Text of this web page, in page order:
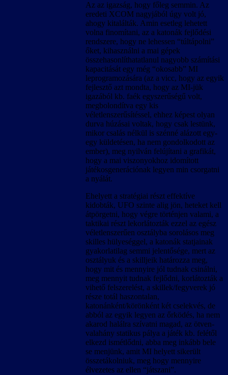
Az az igazság, hogy főleg semmin. Az
eredeti XCOM nagyjából úgy volt jó,
ahogy kitalálták. Amin esetleg lehetett
volna finomítani, az a katonák fejlődési
rendszere, hogy ne lehessen “túltápolni”
őket, kihasználni a mai gépek
összehasonlíthatatlanul nagyobb számítási
kapacitását egy még “okosabb” MI
leprogramozására (az a vicc, hogy az egyik
fejlesztő azt mondta, hogy az MI-jük
igazából kb. faék egyszerűségű volt,
megbolondítva egy kis
véletlenszerűsítéssel, ehhez képest olyan
durva húzásai voltak, hogy csak lestünk,
mikor csalás nélkül is szénné alázott egy-
egy küldetésen, ha nem gondolkodott az
ember), meg nyilván felújítani a grafikát,
hogy a mai viszonyokhoz idomított
játékosgenerációnak legyen min csorgatni
a nyálát.
Ehelyett a stratégiai részt effektíve
kidobták, UFO szinte alig jön, heteket kell
átpörgetni, hogy végre történjen valami, a
taktikai részt lekorlátozták ezzel az egész
véletlenszerűen osztályba sorolásos meg
skilles hülyeséggel, a katonák statjainak
gyakorlatilag semmi jelentősége, mert az
osztályuk és a skilljeik határozza meg,
hogy mit és mennyire jól tudnak csinálni,
meg mennyit tudnak fejlődni, korlátozták a
vihető felszerelést, a skillek/fegyverek jó
része totál haszontalan,
katonánként/körönként két cselekvés, de
abból az egyik legyen az őrködés, ha nem
akarod halálra szívatni magad, az ötven-
valahány statikus pálya a játék kb. felétől
elkezd ismétlődni, abba meg inkább bele
se menjünk, amit MI helyett sikerült
összetákolniuk, meg hogy mennyire
élvezetes az ellen “játszani”.